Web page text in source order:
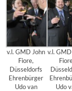
v.l. GMD John
Fiore,
Düsseldorfs
Ehrenbürger
Udo van
v.l.
Udo